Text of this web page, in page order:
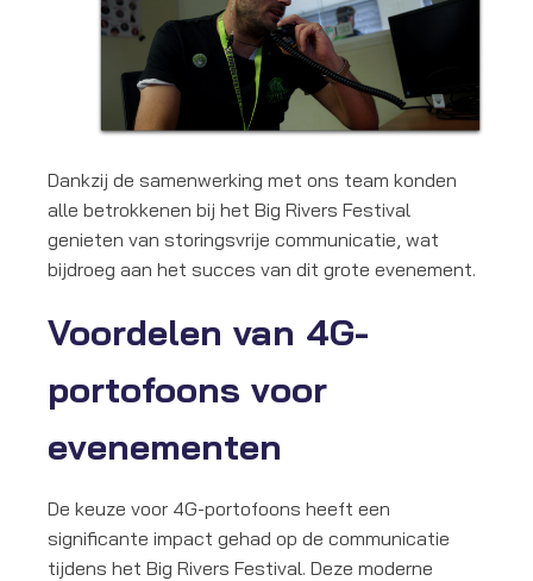
Dankzij de samenwerking met ons team konden
alle betrokkenen bij het Big Rivers Festival
genieten van storingsvrije communicatie, wat
bijdroeg aan het succes van dit grote evenement.
Voordelen van 4G-
portofoons voor
evenementen
De keuze voor 4G-portofoons heeft een
significante impact gehad op de communicatie
tijdens het Big Rivers Festival. Deze moderne